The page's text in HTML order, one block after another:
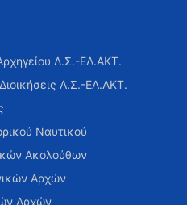
Λ.Σ.-ΕΛ.ΑΚΤ.
Λ.Σ.-ΕΛ.ΑΚΤ.
Ναυτικού
Ακολούθων
Αρχών
Αρχών